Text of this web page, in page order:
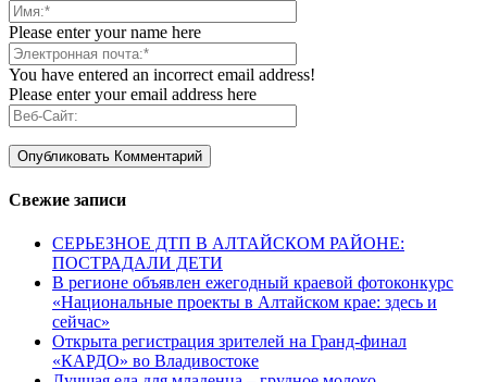
Please enter your name here
You have entered an incorrect email address!
Please enter your email address here
Свежие записи
СЕРЬЕЗНОЕ ДТП В АЛТАЙСКОМ РАЙОНЕ:
ПОСТРАДАЛИ ДЕТИ
В регионе объявлен ежегодный краевой фотоконкурс
«Национальные проекты в Алтайском крае: здесь и
сейчас»
Открыта регистрация зрителей на Гранд-финал
«КАРДО» во Владивостоке